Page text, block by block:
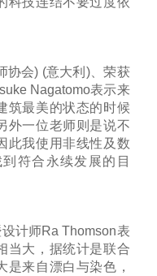
协会) (意大利)、荣获
Nagatomo表示来
筑最美的状态的时候
外一位老师则是说不
此我使用非线性及数
符合永续发展的目
计师Ra Thomson表
当大，据统计是联合
是来自漂白与染色，